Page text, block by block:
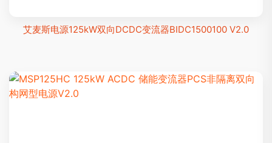
艾麦斯电源125kW双向DCDC变流器BIDC1500100 V2.0